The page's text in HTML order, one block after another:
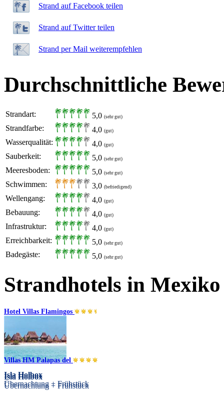
Strand auf Facebook teilen
Strand auf Twitter teilen
Strand per Mail weiterempfehlen
Durchschnittliche
Strandart: 5,0 (sehr gut)
Strandfarbe: 4,0 (gut)
Wasserqualität: 4,0 (gut)
Sauberkeit: 5,0 (sehr gut)
Meeresboden: 5,0 (sehr gut)
Schwimmen: 3,0 (befriedigend)
Wellengang: 4,0 (gut)
Bebauung: 4,0 (gut)
Infrastruktur: 4,0 (gut)
Erreichbarkeit: 5,0 (sehr gut)
Badegäste: 5,0 (sehr gut)
Strandhotels in Mexiko
Hotel Villas Flamingos
Isla Holbox
Übernachtung + Frühstück
Villas HM Palapas del
Isla Holbox
Übernachtung + Frühstück